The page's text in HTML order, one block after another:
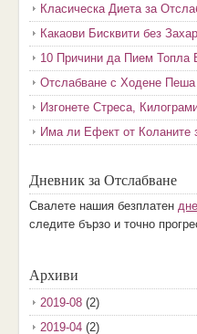
Класическа Диета за
Какаови Бисквити без Захар
10 Причини да Пием Топла
Отслабване с Ходене Пеша
Изгонете Стреса,
Има ли Ефект от Коланите
Дневник за Отслабване
Свалете нашия безплатен
следите бързо и точно
Архиви
2019-08(2)
2019-04(2)